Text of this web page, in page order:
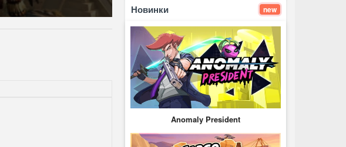
Новинки new
Anomaly President